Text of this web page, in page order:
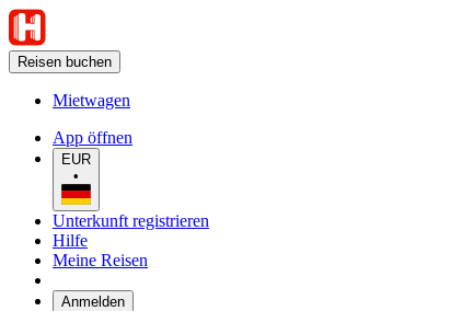
Reisen buchen
Mietwagen
App öffnen
EUR
•
Unterkunft registrieren
Hilfe
Meine Reisen
Anmelden